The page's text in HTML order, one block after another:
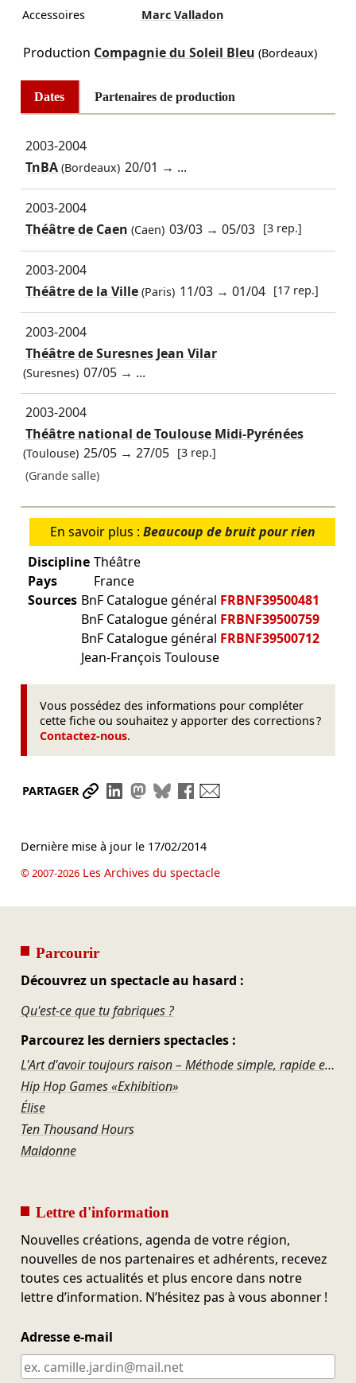
Accessoires Marc Valladon
Production Compagnie du Soleil Bleu (Bordeaux)
Dates Partenaires de production
2003-2004
TnBA(Bordeaux) 20/01 → ...
2003-2004
Théâtre de Caen (Caen) 03/03 →05/03 [3 rep.]
2003-2004
Théâtre de la Ville(Paris) 11/03 →01/04 [17 rep.]
2003-2004
Théâtre de Suresnes Jean Vilar
(Suresnes) 07/05 → ...
2003-2004
Théâtre national de Toulouse Midi-Pyrénées
(Toulouse) 25/05 →27/05 [3 rep.]
(Grande salle)
En savoir plus : Beaucoup de bruit pour rien
Discipline Théâtre
Pays
France
Sources BnF Catalogue général FRBNF39500481
BnF Catalogue général FRBNF39500759
BnF Catalogue général FRBNF39500712
Jean-François Toulouse
Vous possédez des informations pour compléter
cette fiche ou souhaitez y apporter des corrections ?
Contactez-nous.
PARTAGER Partager le lien
Partager sur LinkedIn
Partager sur Mastodon
Partager sur Bluesky
Partager sur Facebook
Dernière mise à jour le 17/02/2014
© 2007-2026Les Archives du spectacle
Parcourir
Découvrez un spectacle au hasard :
Qu'est-ce que tu fabriques ?
Parcourez les derniers spectacles :
L'Art d'avoir toujours raison – Méthode simple, rapide et infaillible pour remporter une élection
Hip Hop Games «Exhibition»
Élise
Ten Thousand Hours
Maldonne
Lettre d'information
Nouvelles créations, agenda de votre région,
nouvelles de nos partenaires et adhérents, recevez
toutes ces actualités et plus encore dans notre
lettre d’information. N’hésitez pas à vous abonner !
Adresse e-mail